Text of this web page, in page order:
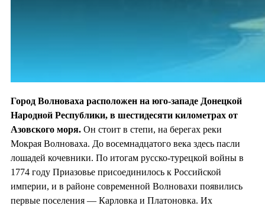
Город Волноваха расположен на юго-западе Донецкой
Народной Республики, в шестидесяти километрах от
Азовского моря. Он стоит в степи, на берегах реки
Мокрая Волноваха. До восемнадцатого века здесь пасли
лошадей кочевники. По итогам русско-турецкой войны в
1774 году Приазовье присоединилось к Российской
империи, и в районе современной Волновахи появились
первые поселения — Карловка и Платоновка. Их